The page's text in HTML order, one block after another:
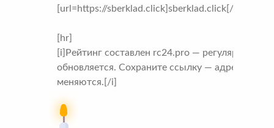
[url=https://sberklad.click]sberklad.click[/url]
[hr]
[i]Рейтинг составлен rc24.pro — регулярно
обновляется. Сохраните ссылку — адреса
меняются.[/i]